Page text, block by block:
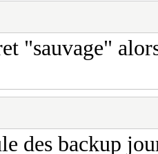
"sauvage"
des backup